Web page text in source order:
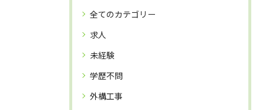
全てのカテゴリー
求人
未経験
学歴不問
外構工事